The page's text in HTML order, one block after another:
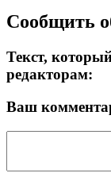
Сообщить
Текст,
редакторам:
Ваш